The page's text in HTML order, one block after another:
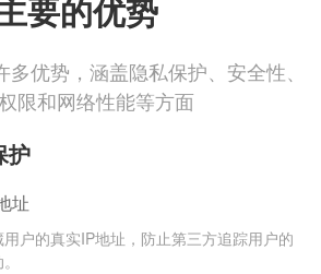
要的优势
优势，涵盖隐私保护、安全性、
限和网络性能等方面
护
址
户的真实IP地址，防止第三方追踪用户的